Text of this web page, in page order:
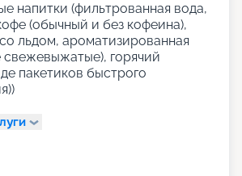
напитки (фильтрованная вода,
(обычный и без кофеина),
льдом, ароматизированная
свежевыжатые), горячий
пакетиков быстрого